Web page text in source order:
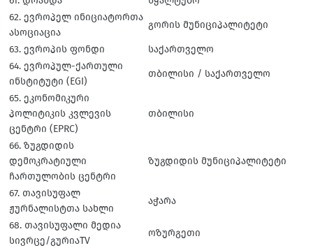
62. ევროპელ ინიციატორთა
ასოციაცია
გორის მუნიციპალიტეტი
63. ევროპის ფონდი
საქართველო
64. ევროპულ-ქართული
ინსტიტუტი (EGI)
თბილისი / საქართველო
65. ეკონომიკური
პოლიტიკის კვლევის
ცენტრი (EPRC)
თბილისი
66. ზუგდიდის
დემოკრატიული
ჩართულობის ცენტრი
ზუგდიდის მუნიციპალიტეტი
67. თავისუფალ
ჟურნალისტთა სახლი
აჭარა
68. თავისუფალი მედია
სივრცე/გურიაTV
ოზურგეთი